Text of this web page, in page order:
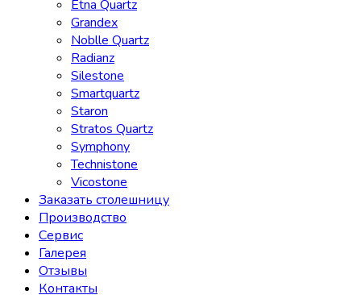
Etna Quartz
Grandex
Noblle Quartz
Radianz
Silestone
Smartquartz
Staron
Stratos Quartz
Symphony
Technistone
Vicostone
Заказать столешницу
Производство
Сервис
Галерея
Отзывы
Контакты